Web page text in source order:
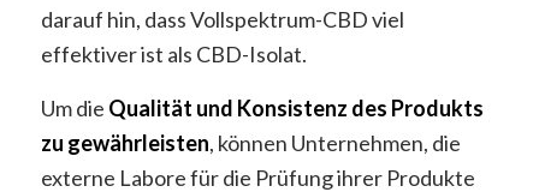
darauf hin, dass Vollspektrum-CBD viel
effektiver ist als CBD-Isolat.
Um die Qualität und Konsistenz des Produkts
zu gewährleisten, können Unternehmen, die
externe Labore für die Prüfung ihrer Produkte